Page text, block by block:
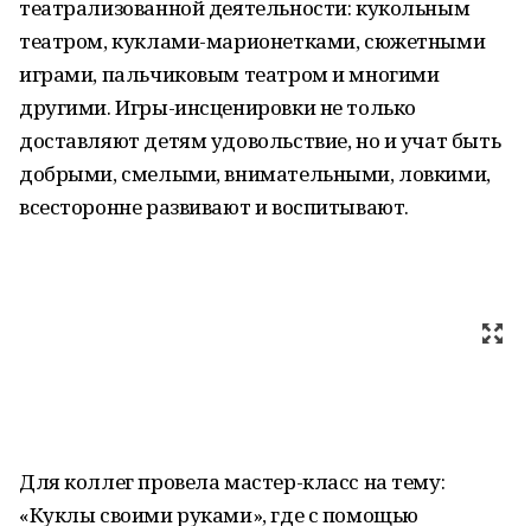
театрализованной деятельности: кукольным
театром, куклами-марионетками, сюжетными
играми, пальчиковым театром и многими
другими. Игры-инсценировки не только
доставляют детям удовольствие, но и учат быть
добрыми, смелыми, внимательными, ловкими,
всесторонне развивают и воспитывают.
Для коллег провела мастер-класс на тему:
«Куклы своими руками», где с помощью